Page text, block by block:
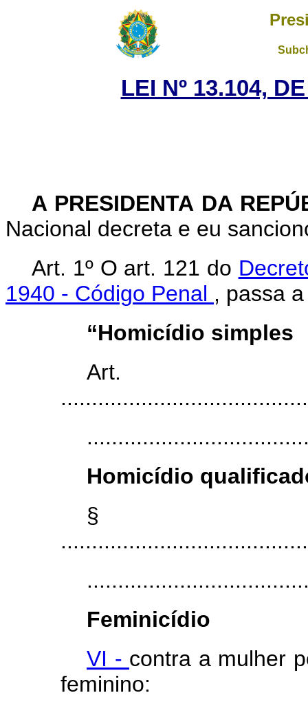
LEI Nº 13.104,
A PRESIDENTA DA
Nacional decreta e eu
Art. 1º O art. 121 do
1940 - Código Penal , passa
“Homicídio simples
Homicídio
§
Feminicídio
VI - contra a mulher
feminino: